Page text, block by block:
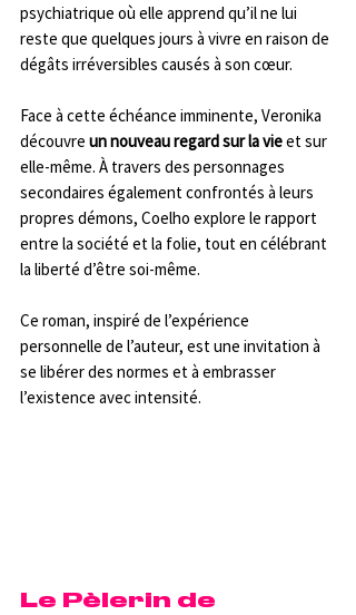
psychiatrique où elle apprend qu’il ne lui
reste que quelques jours à vivre en raison de
dégâts irréversibles causés à son cœur.
Face à cette échéance imminente, Veronika
découvre un nouveau regard sur la vie et sur
elle-même. À travers des personnages
secondaires également confrontés à leurs
propres démons, Coelho explore le rapport
entre la société et la folie, tout en célébrant
la liberté d’être soi-même.
Ce roman, inspiré de l’expérience
personnelle de l’auteur, est une invitation à
se libérer des normes et à embrasser
l’existence avec intensité.
Le Pèlerin de